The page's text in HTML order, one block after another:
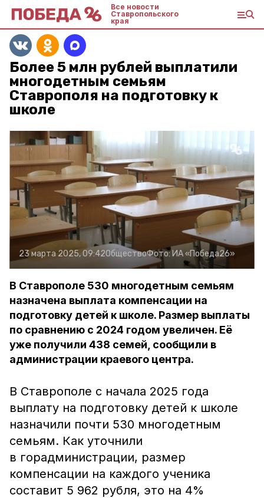
Все новости
Ставропольского
края
Более 5 млн рублей выплатили
многодетным семьям
Ставрополя на подготовку к
школе
23 марта 2025, 09:42ОбществоФото: ИА «Победа26»
В Ставрополе 530 многодетным семьям
назначена выплата компенсации на
подготовку детей к школе. Размер выплаты
по сравнению с 2024 годом увеличен. Её
уже получили 438 семей, сообщили в
администрации краевого центра.
В Ставрополе с начала 2025 года
выплату на подготовку детей к школе
назначили почти 530 многодетным
семьям. Как уточнили
в горадминистрации, размер
компенсации на каждого ученика
составит 5 962 рубля, это на 4%